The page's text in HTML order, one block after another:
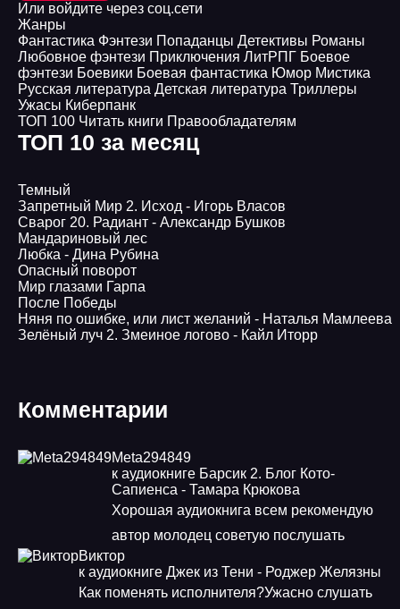
Или войдите через соц.сети
Жанры
Фантастика Фэнтези Попаданцы Детективы Романы
Любовное фэнтези Приключения ЛитРПГ Боевое
фэнтези Боевики Боевая фантастика Юмор Мистика
Русская литература Детская литература Триллеры
Ужасы Киберпанк
ТОП 100 Читать книги Правообладателям
ТОП 10 за месяц
Темный
Запретный Мир 2. Исход - Игорь Власов
Сварог 20. Радиант - Александр Бушков
Мандариновый лес
Любка - Дина Рубина
Опасный поворот
Мир глазами Гарпа
После Победы
Няня по ошибке, или лист желаний - Наталья Мамлеева
Зелёный луч 2. Змеиное логово - Кайл Иторр
Комментарии
Meta294849
к аудиокниге Барсик 2. Блог Кото-
Сапиенса - Тамара Крюкова
Хорошая аудиокнига всем рекомендую
автор молодец советую послушать
Виктор
к аудиокниге Джек из Тени - Роджер Желязны
Как поменять исполнителя?Ужасно слушать